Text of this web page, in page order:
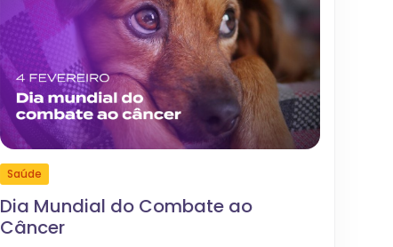
Saúde
Dia Mundial do Combate ao
Câncer